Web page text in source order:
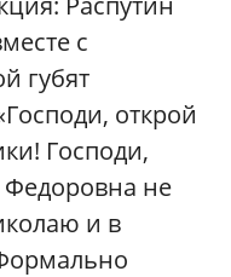
с
губят
открой
Господи,
не
и в